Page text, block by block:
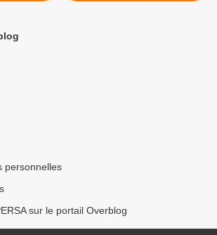
personnelles
sur le portail Overblog